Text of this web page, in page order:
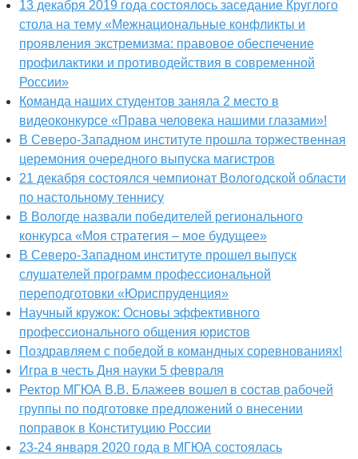
13 декабря 2019 года состоялось заседание Круглого
стола на тему «Межнациональные конфликты и
проявления экстремизма: правовое обеспечение
профилактики и противодействия в современной
России»
Команда наших студентов заняла 2 место в
видеоконкурсе «Права человека нашими глазами»!
В Северо-Западном институте прошла торжественная
церемония очередного выпуска магистров
21 декабря состоялся чемпионат Вологодской области
по настольному теннису
В Вологде назвали победителей регионального
конкурса «Моя стратегия – мое будущее»
В Северо-Западном институте прошел выпуск
слушателей программ профессиональной
переподготовки «Юриспруденция»
Научный кружок: Основы эффективного
профессионального общения юристов
Поздравляем с победой в командных соревнованиях!
Игра в честь Дня науки 5 февраля
Ректор МГЮА В.В. Блажеев вошел в состав рабочей
группы по подготовке предложений о внесении
поправок в Конституцию России
23-24 января 2020 года в МГЮА состоялась